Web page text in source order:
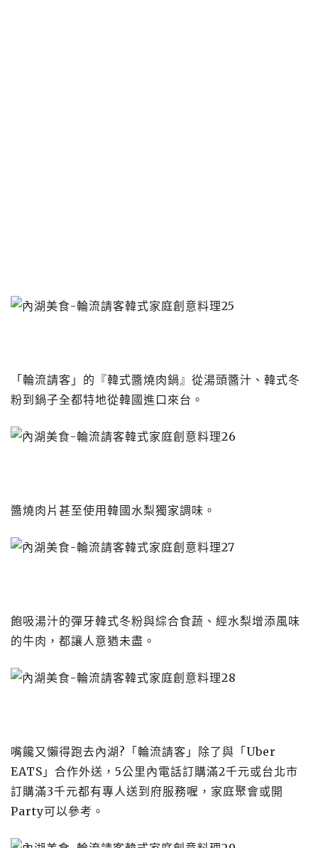
「輪流請客」的『韓式醬燒肉鍋』從湯頭醬汁、韓式冬
粉到鍋子全都特地從韓國進口來台。
醬燒肉片甚至使用韓國水梨獨家調味。
飽吸湯汁的彈牙韓式冬粉與綜合食蔬、經水梨增添風味
的牛肉，都讓人意猶未盡。
嘴饞又懶得跑去內湖?「輪流請客」除了與「Uber
EATS」合作外送，5公里內電話訂購滿2千元或台北市
訂購滿3千元都有專人送到府服務喔，家庭聚會或開
Party可以參考。